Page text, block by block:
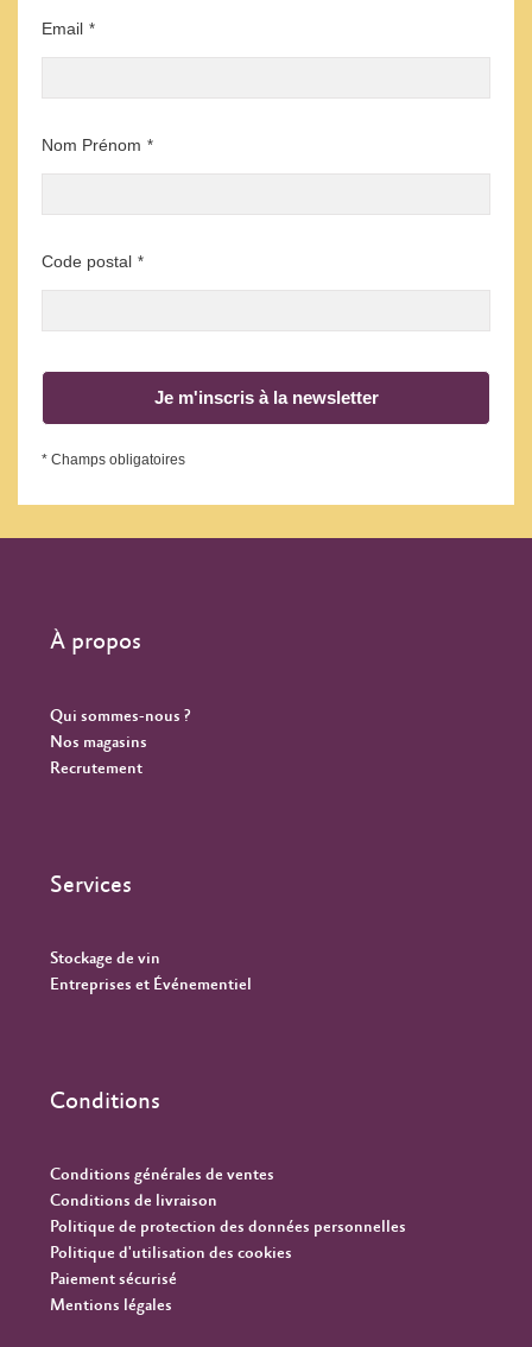
Email *
Nom Prénom *
Code postal *
Je m'inscris à la newsletter
* Champs obligatoires
À propos
Qui sommes-nous ?
Nos magasins
Recrutement
Services
Stockage de vin
Entreprises et Événementiel
Conditions
Conditions générales de ventes
Conditions de livraison
Politique de protection des données personnelles
Politique d'utilisation des cookies
Paiement sécurisé
Mentions légales